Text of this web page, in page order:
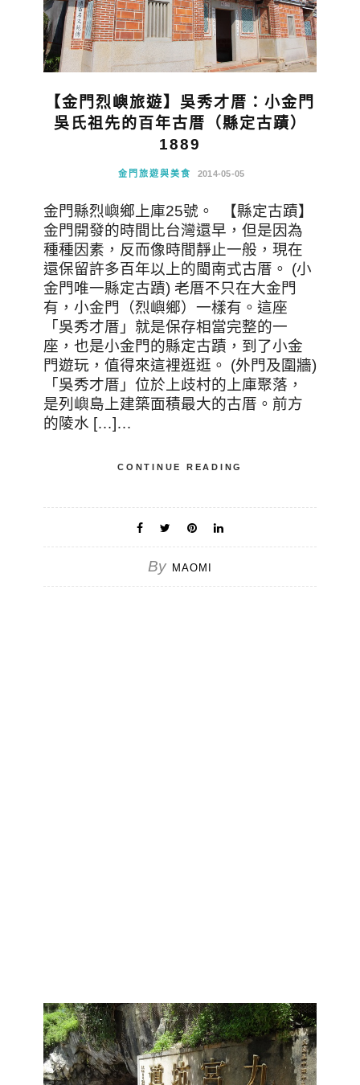
【金門烈嶼旅遊】吳秀才厝：小金門
吳氏祖先的百年古厝（縣定古蹟）
1889
金門旅遊與美食 2014-05-05
金門縣烈嶼鄉上庫25號。 【縣定古蹟】
金門開發的時間比台灣還早，但是因為
種種因素，反而像時間靜止一般，現在
還保留許多百年以上的閩南式古厝。 (小
金門唯一縣定古蹟) 老厝不只在大金門
有，小金門（烈嶼鄉）一樣有。這座
「吳秀才厝」就是保存相當完整的一
座，也是小金門的縣定古蹟，到了小金
門遊玩，值得來這裡逛逛。 (外門及圍牆)
「吳秀才厝」位於上歧村的上庫聚落，
是列嶼島上建築面積最大的古厝。前方
的陵水 […]…
CONTINUE READING
By MAOMI